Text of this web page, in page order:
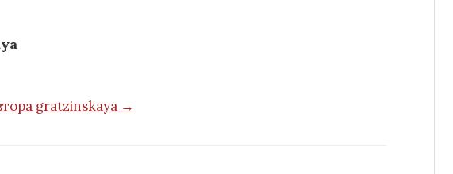
gratzinskaya →